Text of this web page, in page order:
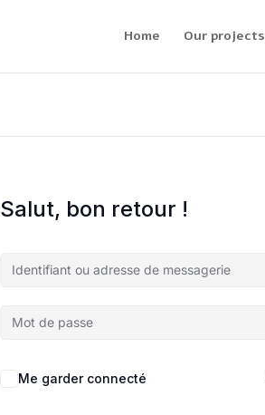
Home Our projects
Salut, bon retour !
Me garder connecté